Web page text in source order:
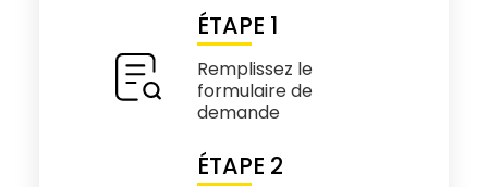
ÉTAPE 1
Remplissez le
formulaire de
demande
ÉTAPE 2